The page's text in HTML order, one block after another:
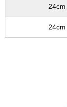
24cm
24cm